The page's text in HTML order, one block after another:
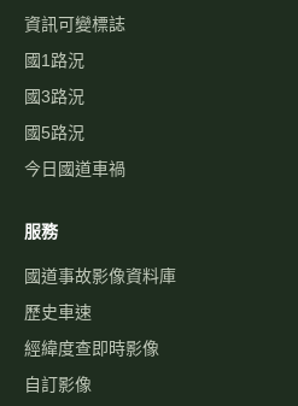
資訊可變標誌
國1路況
國3路況
國5路況
今日國道車禍
服務
國道事故影像資料庫
歷史車速
經緯度查即時影像
自訂影像